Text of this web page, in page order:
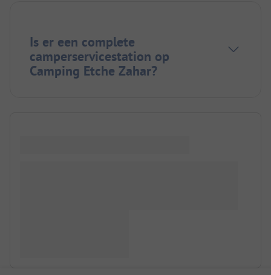
Is er een complete
camperservicestation op
Camping Etche Zahar?